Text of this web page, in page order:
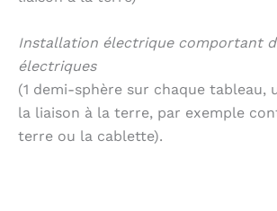
Installation électrique comportant
électriques
(1 demi-sphère sur chaque tableau,
la liaison à la terre, par exemple
terre ou la cablette).